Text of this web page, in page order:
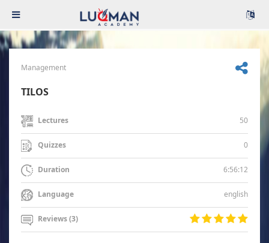
Management
TILOS
Lectures 50
Quizzes 0
Duration 6:56:12
Language english
Reviews (3)